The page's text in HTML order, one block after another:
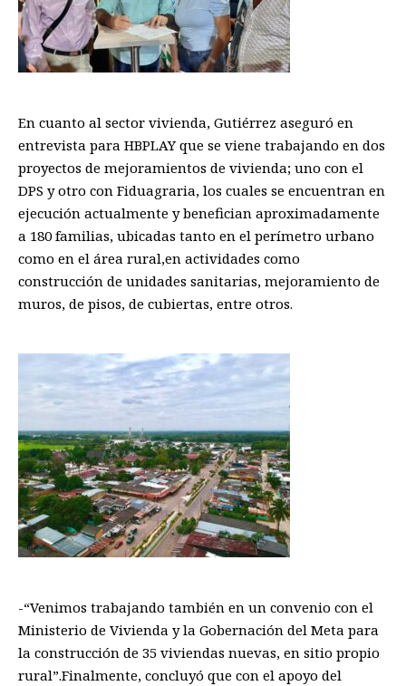
En cuanto al sector vivienda, Gutiérrez aseguró en
entrevista para HBPLAY que se viene trabajando en dos
proyectos de mejoramientos de vivienda; uno con el
DPS y otro con Fiduagraria, los cuales se encuentran en
ejecución actualmente y benefician aproximadamente
a 180 familias, ubicadas tanto en el perímetro urbano
como en el área rural,en actividades como
construcción de unidades sanitarias, mejoramiento de
muros, de pisos, de cubiertas, entre otros.
-“Venimos trabajando también en un convenio con el
Ministerio de Vivienda y la Gobernación del Meta para
la construcción de 35 viviendas nuevas, en sitio propio
rural”.Finalmente, concluyó que con el apoyo del